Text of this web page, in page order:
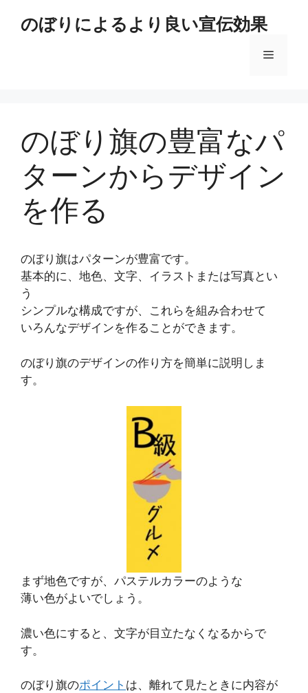
のぼりによるより良い宣伝効果
メ
ュ
ー
のぼり旗の豊富なパ
ターンからデザイン
を作る
のぼり旗はパターンが豊富です。
基本的に、地色、文字、イラストまたは写真とい
う
シンプルな構成ですが、これらを組み合わせて
いろんなデザインを作ることができます。
のぼり旗のデザインの作り方を簡単に説明しま
す。
まず地色ですが、パステルカラーのような
薄い色がよいでしょう。
濃い色にすると、文字が目立たなくなるからで
す。
のぼり旗のポイント は、離れて見たときに内容が